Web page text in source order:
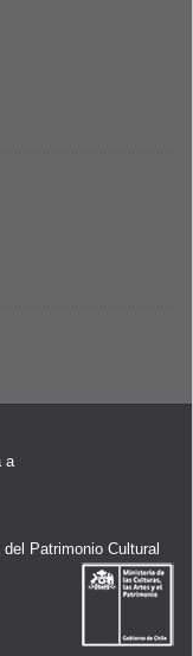
a
del Patrimonio Cultural